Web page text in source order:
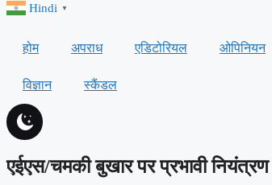
Hindi ▼
होम अपराध एडिटोरियल ओपिनियन
विज्ञान स्कैंडल
एईएस/चमकी बुखार पर प्रभावी